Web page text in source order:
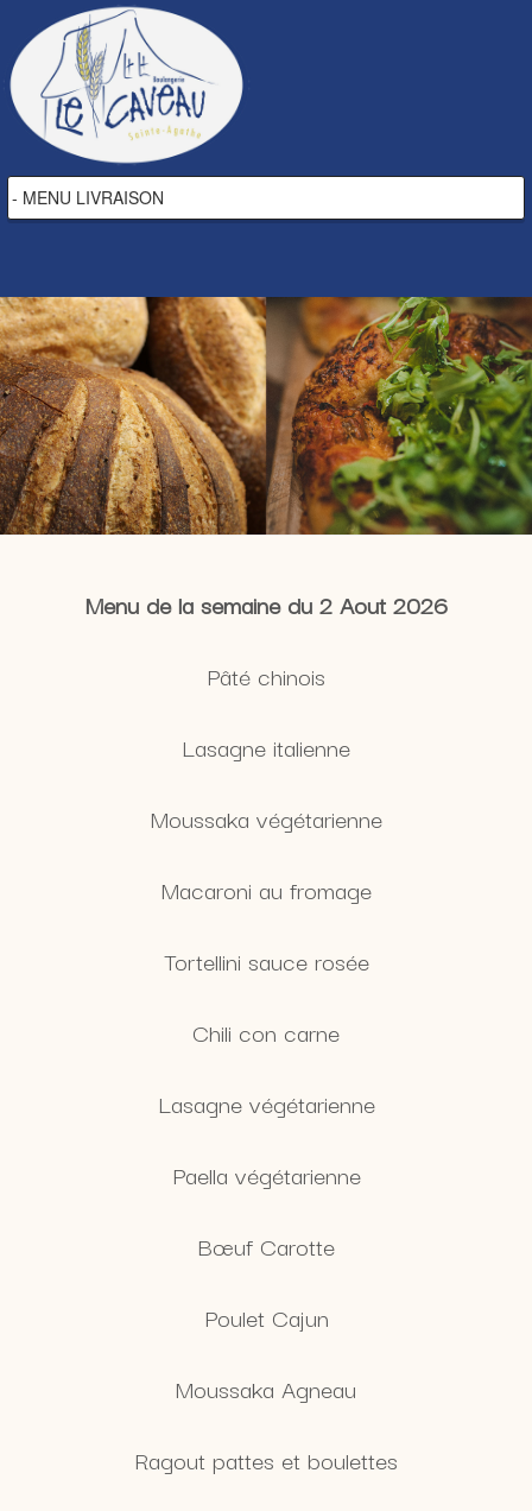
Menu de la semaine du 2 Aout 2026
Pâté chinois
Lasagne italienne
Moussaka végétarienne
Macaroni au fromage
Tortellini sauce rosée
Chili con carne
Lasagne végétarienne
Paella végétarienne
Bœuf Carotte
Poulet Cajun
Moussaka Agneau
Ragout pattes et boulettes